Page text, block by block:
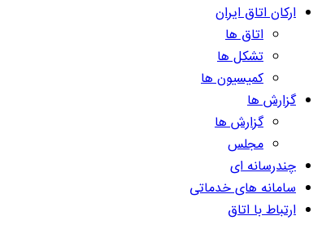
ارکان اتاق ایران
اتاق ها
تشکل ها
کمیسیون ها
گزارش ها
گزارش ها
مجلس
چندرسانه ای
سامانه های خدماتی
ارتباط با اتاق